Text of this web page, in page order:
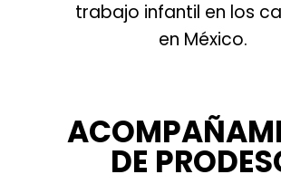
trabajo infantil en los
en México.
DE